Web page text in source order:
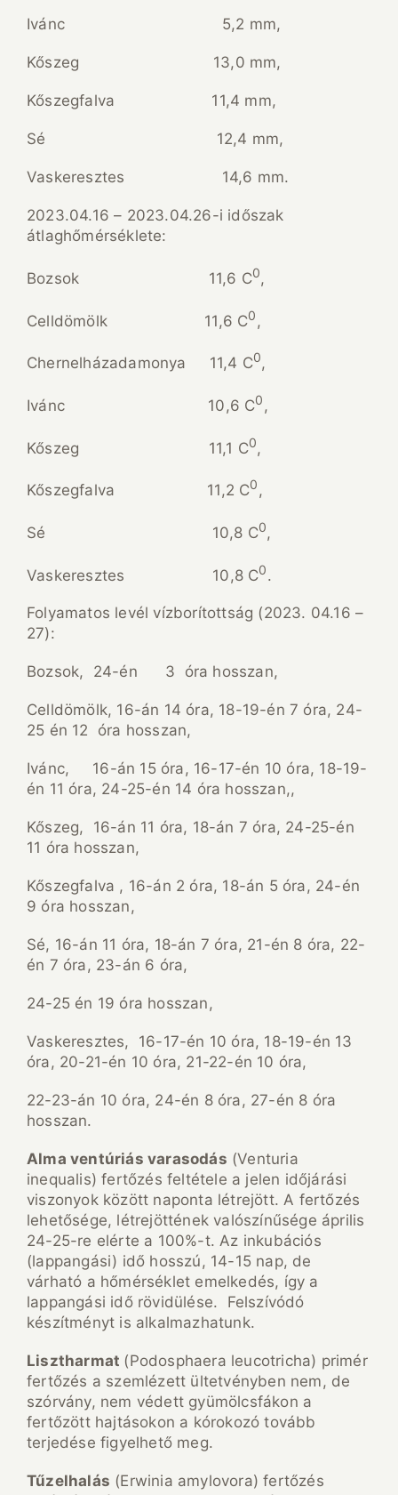
Ivánc 5,2 mm,
Kőszeg 13,0 mm,
Kőszegfalva 11,4 mm,
Sé 12,4 mm,
Vaskeresztes 14,6 mm.
2023.04.16 – 2023.04.26-i időszak
átlaghőmérséklete:
Bozsok 11,6 C0,
Celldömölk 11,6 C0 ,
Chernelházadamonya 11,4 C0,
Ivánc 10,6 C0 ,
Kőszeg 11,1 C0,
Kőszegfalva 11,2 C0,
Sé 10,8 C0,
Vaskeresztes 10,8 C0.
Folyamatos levél vízborítottság (2023. 04.16 –
27):
Bozsok, 24-én 3 óra hosszan,
Celldömölk, 16-án 14 óra, 18-19-én 7 óra, 24-
25 én 12 óra hosszan,
Ivánc, 16-án 15 óra, 16-17-én 10 óra, 18-19-
én 11 óra, 24-25-én 14 óra hosszan,,
Kőszeg, 16-án 11 óra, 18-án 7 óra, 24-25-én
11 óra hosszan,
Kőszegfalva , 16-án 2 óra, 18-án 5 óra, 24-én
9 óra hosszan,
Sé, 16-án 11 óra, 18-án 7 óra, 21-én 8 óra, 22-
én 7 óra, 23-án 6 óra,
24-25 én 19 óra hosszan,
Vaskeresztes, 16-17-én 10 óra, 18-19-én 13
óra, 20-21-én 10 óra, 21-22-én 10 óra,
22-23-án 10 óra, 24-én 8 óra, 27-én 8 óra
hosszan.
Alma ventúriás varasodás (Venturia
inequalis) fertőzés feltétele a jelen időjárási
viszonyok között naponta létrejött. A fertőzés
lehetősége, létrejöttének valószínűsége április
24-25-re elérte a 100%-t. Az inkubációs
(lappangási) idő hosszú, 14-15 nap, de
várható a hőmérséklet emelkedés, így a
lappangási idő rövidülése. Felszívódó
készítményt is alkalmazhatunk.
Lisztharmat (Podosphaera leucotricha) primér
fertőzés a szemlézett ültetvényben nem, de
szórvány, nem védett gyümölcsfákon a
fertőzött hajtásokon a kórokozó tovább
terjedése figyelhető meg.
Tűzelhalás (Erwinia amylovora) fertőzés